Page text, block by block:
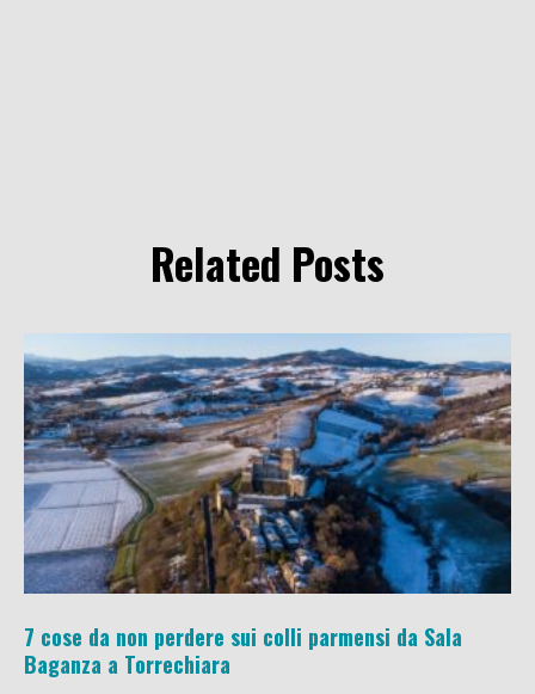
Related Posts
7 cose da non perdere sui colli parmensi da Sala
Baganza a Torrechiara